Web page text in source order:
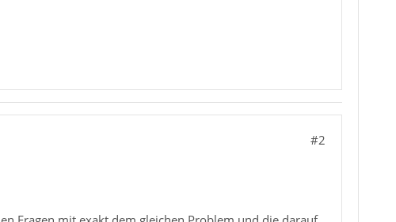
#2